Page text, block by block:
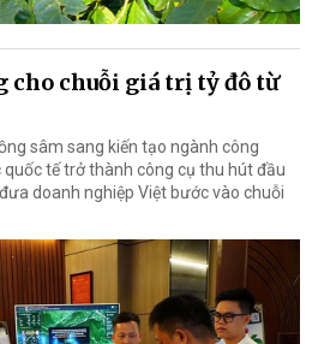
cho chuỗi giá trị tỷ đô từ
sâm sang kiến tạo ngành công
tế trở thành công cụ thu hút đầu
doanh nghiệp Việt bước vào chuỗi